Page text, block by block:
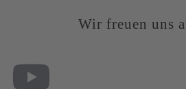
Wir freuen uns